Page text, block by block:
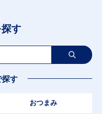
す
探す
おつまみ